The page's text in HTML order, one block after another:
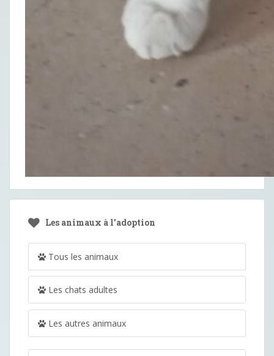
Les animaux à l’adoption
Tous les animaux
Les chats adultes
Les autres animaux